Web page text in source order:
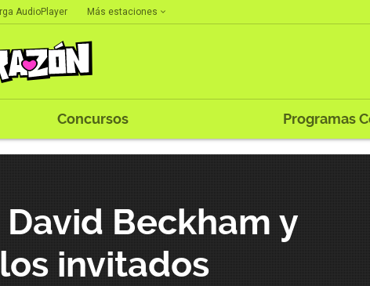
AudioPlayer Más estaciones
Concursos Programas
Beckham y
invitados